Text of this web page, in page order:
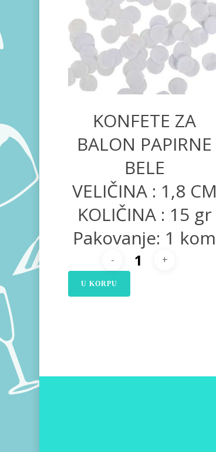
200,00 RSD
KONFETE ZA
BALON PAPIRNE
BELE
VELIČINA : 1,8 CM
KOLIČINA : 15 gr
Pakovanje: 1 kom
U KORPU